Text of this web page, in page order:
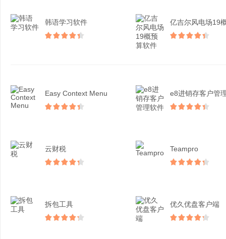
韩语学习软件
Easy Context Menu
云财税 Teampro
拆包工具 优久优盘客户端